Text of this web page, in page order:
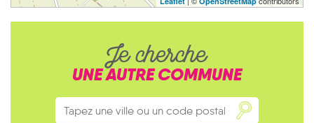
Je cherche
UNE AUTRE COMMUNE